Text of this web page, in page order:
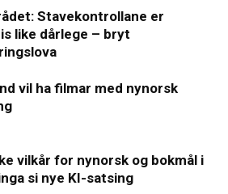
Stavekontrollane er
like dårlege – bryt
vil ha filmar med nynorsk
vilkår for nynorsk og bokmål i
si nye KI-satsing